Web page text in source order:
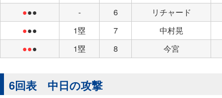
●●● - 6
リチャード
●●● 1塁 7
中村晃
●●● 1塁 8 今宮
6回表 中日の攻撃